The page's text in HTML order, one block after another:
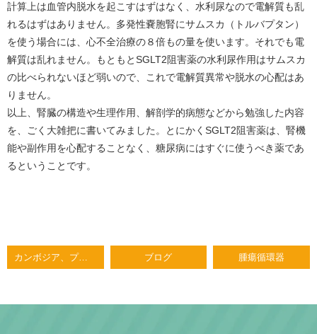
計算上は血管内脱水を起こすはずはなく、水利尿なので電解質も乱
れるはずはありません。多発性嚢胞腎にサムスカ（トルバプタン）
を使う場合には、心不全治療の８倍もの量を使います。それでも電
解質は乱れません。もともとSGLT2阻害薬の水利尿作用はサムスカ
の比べられないほど弱いので、これで電解質異常や脱水の心配はあ
りません。
以上、腎臓の構造や生理作用、解剖学的病態などから勉強した内容
を、ごく大雑把に書いてみました。とにかくSGLT2阻害薬は、腎機
能や副作用を心配することなく、糖尿病にはすぐに使うべき薬であ
るということです。
カンボジア、プノンペンの変化 ブログ 腫瘍循環器